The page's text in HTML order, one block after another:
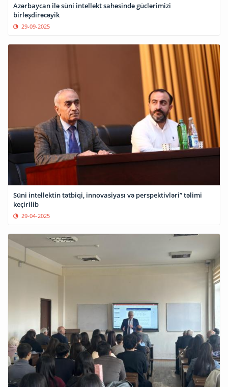
Azərbaycan ilə süni intellekt sahəsində güclərimizi
birləşdirəcəyik
29-09-2025
Süni intellektin tətbiqi, innovasiyası və perspektivləri” təlimi
keçirilib
29-04-2025